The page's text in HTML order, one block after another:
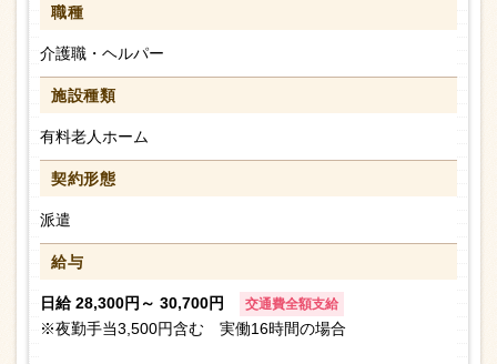
職種
介護職・ヘルパー
施設種類
有料老人ホーム
契約形態
派遣
給与
日給 28,300円～ 30,700円 交通費全額支給
※夜勤手当3,500円含む 実働16時間の場合